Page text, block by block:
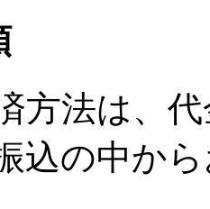
方法は、
込の中か